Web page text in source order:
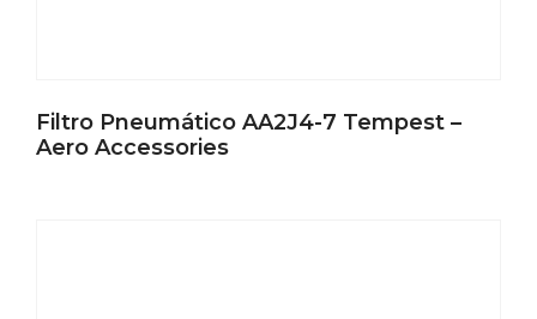
Filtro Pneumático AA2J4-7 Tempest –
Aero Accessories